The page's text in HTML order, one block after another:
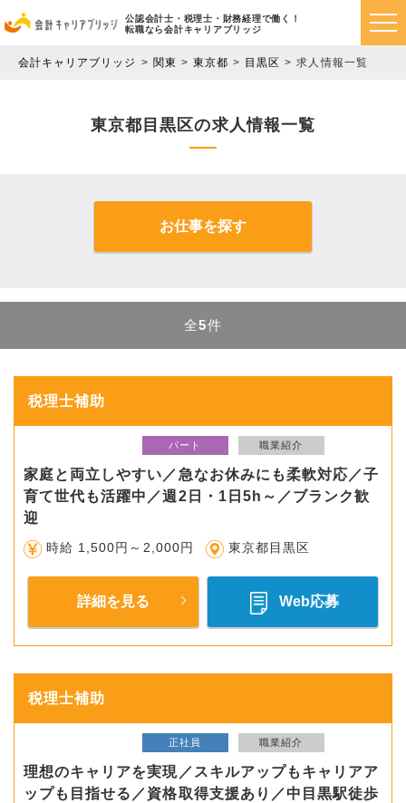
公認会計士・税理士・財務経理で働く！
転職なら会計キャリアブリッジ
会計キャリアブリッジ 関東 東京都 目黒区 求人情報一覧
東京都目黒区の求人情報一覧
お仕事を探す
全5件
税理士補助
パート 職業紹介
家庭と両立しやすい／急なお休みにも柔軟対応／子
育て世代も活躍中／週2日・1日5h～／ブランク歓
迎
時給 1,500円～2,000円 東京都目黒区
詳細を見る Web応募
税理士補助
正社員 職業紹介
理想のキャリアを実現／スキルアップもキャリアア
ップも目指せる／資格取得支援あり／中目黒駅徒歩